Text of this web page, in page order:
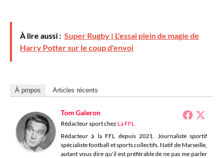
À lire aussi : Super Rugby | L'essai plein de magie de
Harry Potter sur le coup d'envoi
À propos Articles récents
Tom Galeron
Rédacteur sportchez La FFL
Rédacteur à la FFL depuis 2021. Journaliste sportif
spécialiste football et sports collectifs. Natif de Marseille,
autant vous dire qu'il est préférable de ne pas me parler